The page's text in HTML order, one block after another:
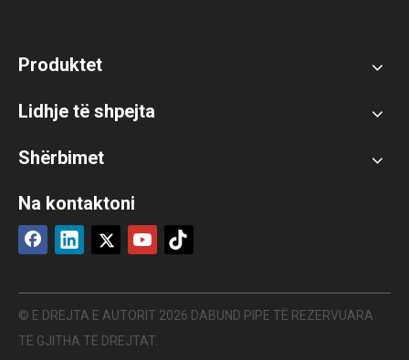
Produktet
Lidhje të shpejta
Shërbimet
Na kontaktoni
© E DREJTA E AUTORIT 2026 DABUND PIPE TË REZERVUARA
TË GJITHA TË DREJTAT.